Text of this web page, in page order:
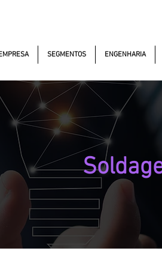
SEGMENTOS ENGENHARIA